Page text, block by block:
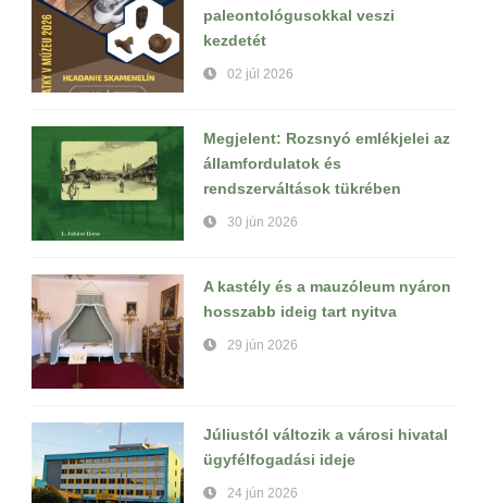
paleontológusokkal veszi
kezdetét
02 júl 2026
Megjelent: Rozsnyó emlékjelei az
államfordulatok és
rendszerváltások tükrében
30 jún 2026
A kastély és a mauzóleum nyáron
hosszabb ideig tart nyitva
29 jún 2026
Júliustól változik a városi hivatal
ügyfélfogadási ideje
24 jún 2026